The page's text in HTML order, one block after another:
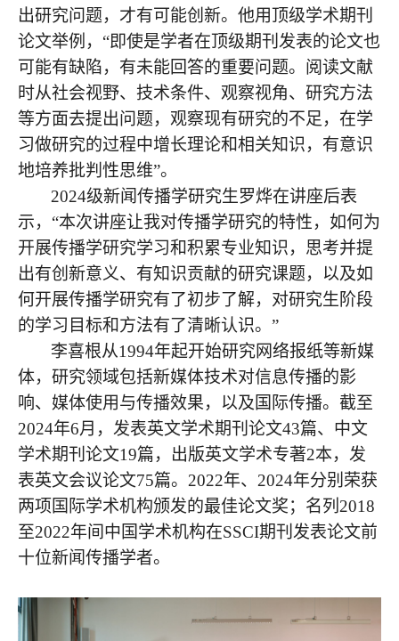
出研究问题，才有可能创新。他用顶级学术期刊
论文举例，“即使是学者在顶级期刊发表的论文也
可能有缺陷，有未能回答的重要问题。阅读文献
时从社会视野、技术条件、观察视角、研究方法
等方面去提出问题，观察现有研究的不足，在学
习做研究的过程中增长理论和相关知识，有意识
地培养批判性思维”。
2024级新闻传播学研究生罗烨在讲座后表
示，“本次讲座让我对传播学研究的特性，如何为
开展传播学研究学习和积累专业知识，思考并提
出有创新意义、有知识贡献的研究课题，以及如
何开展传播学研究有了初步了解，对研究生阶段
的学习目标和方法有了清晰认识。”
李喜根从1994年起开始研究网络报纸等新媒
体，研究领域包括新媒体技术对信息传播的影
响、媒体使用与传播效果，以及国际传播。截至
2024年6月，发表英文学术期刊论文43篇、中文
学术期刊论文19篇，出版英文学术专著2本，发
表英文会议论文75篇。2022年、2024年分别荣获
两项国际学术机构颁发的最佳论文奖；名列2018
至2022年间中国学术机构在SSCI期刊发表论文前
十位新闻传播学者。